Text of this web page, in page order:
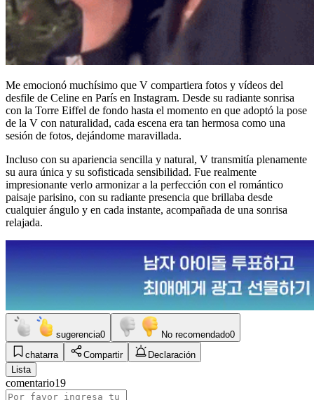
Me emocionó muchísimo que V compartiera fotos y vídeos del
desfile de Celine en París en Instagram. Desde su radiante sonrisa
con la Torre Eiffel de fondo hasta el momento en que adoptó la pose
de la V con naturalidad, cada escena era tan hermosa como una
sesión de fotos, dejándome maravillada.
Incluso con su apariencia sencilla y natural, V transmitía plenamente
su aura única y su sofisticada sensibilidad. Fue realmente
impresionante verlo armonizar a la perfección con el romántico
paisaje parisino, con su radiante presencia que brillaba desde
cualquier ángulo y en cada instante, acompañada de una sonrisa
relajada.
sugerencia0 No recomendado0
chatarra
Compartir
Declaración
Lista
comentario19